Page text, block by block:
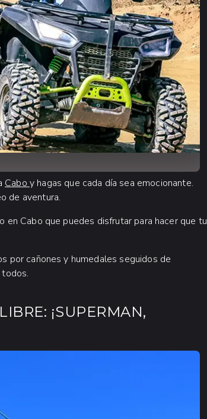
Cabo y hagas que cada día sea emocionante.
de aventura.
Cabo que puedes disfrutar para hacer que tu
por cañones y humedales seguidos de
¡SUPERMAN,